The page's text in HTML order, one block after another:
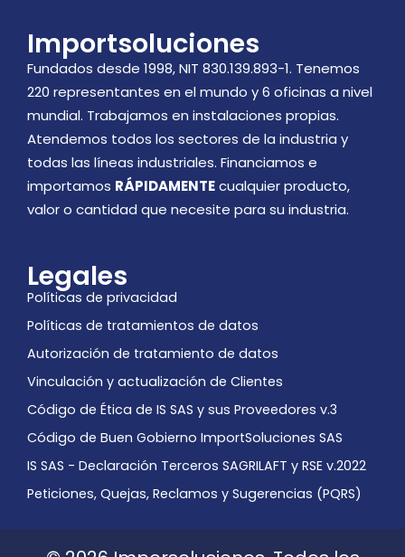
Importsoluciones
Fundados desde 1998, NIT 830.139.893-1. Tenemos
220 representantes en el mundo y 6 oficinas a nivel
mundial. Trabajamos en instalaciones propias.
Atendemos todos los sectores de la industria y
todas las líneas industriales. Financiamos e
importamos RÁPIDAMENTEcualquier producto,
valor o cantidad que necesite para su industria.
Legales
Políticas de privacidad
Políticas de tratamientos de datos
Autorización de tratamiento de datos
Vinculación y actualización de Clientes
Código de Ética de IS SAS y sus Proveedores v.3
Código de Buen Gobierno ImportSoluciones SAS
IS SAS - Declaración Terceros SAGRILAFT y RSE v.2022
Peticiones, Quejas, Reclamos y Sugerencias (PQRS)